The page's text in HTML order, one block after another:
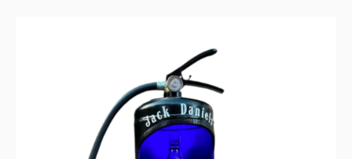
Produkt
weist
mehrere
Varianten
auf.